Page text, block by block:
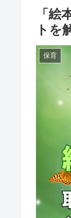
「
トを
保育